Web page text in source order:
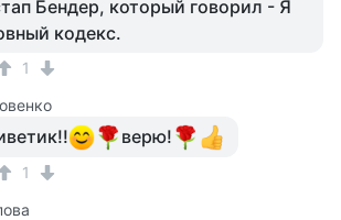
Бендер, который говорил - Я
кодекс.
1
верю!
1